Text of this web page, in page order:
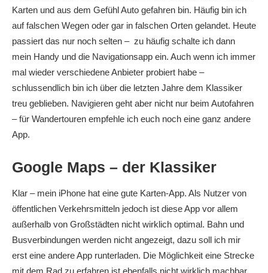
Karten und aus dem Gefühl Auto gefahren bin. Häufig bin ich
auf falschen Wegen oder gar in falschen Orten gelandet. Heute
passiert das nur noch selten – zu häufig schalte ich dann
mein Handy und die Navigationsapp ein. Auch wenn ich immer
mal wieder verschiedene Anbieter probiert habe –
schlussendlich bin ich über die letzten Jahre dem Klassiker
treu geblieben. Navigieren geht aber nicht nur beim Autofahren
– für Wandertouren empfehle ich euch noch eine ganz andere
App.
Google Maps – der Klassiker
Klar – mein iPhone hat eine gute Karten-App. Als Nutzer von
öffentlichen Verkehrsmitteln jedoch ist diese App vor allem
außerhalb von Großstädten nicht wirklich optimal. Bahn und
Busverbindungen werden nicht angezeigt, dazu soll ich mir
erst eine andere App runterladen. Die Möglichkeit eine Strecke
mit dem Rad zu erfahren ist ebenfalls nicht wirklich machbar.